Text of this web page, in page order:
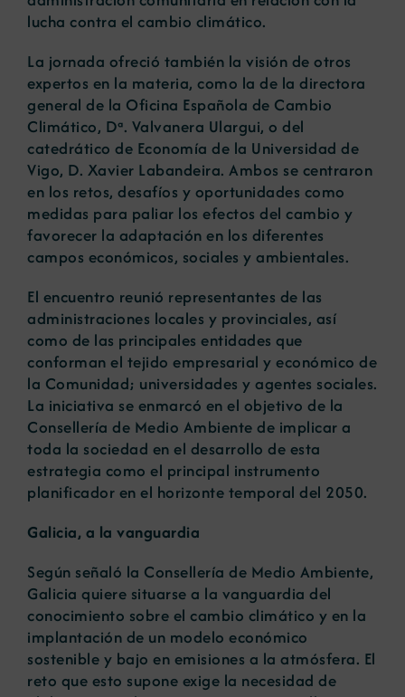
lucha contra el cambio climático.
La jornada ofreció también la visión de otros
expertos en la materia, como la de la directora
general de la Oficina Española de Cambio
Climático, Dª. Valvanera Ulargui, o del
catedrático de Economía de la Universidad de
Vigo, D. Xavier Labandeira. Ambos se centraron
en los retos, desafíos y oportunidades como
medidas para paliar los efectos del cambio y
favorecer la adaptación en los diferentes
campos económicos, sociales y ambientales.
El encuentro reunió representantes de las
administraciones locales y provinciales, así
como de las principales entidades que
conforman el tejido empresarial y económico de
la Comunidad; universidades y agentes sociales.
La iniciativa se enmarcó en el objetivo de la
Consellería de Medio Ambiente de implicar a
toda la sociedad en el desarrollo de esta
estrategia como el principal instrumento
planificador en el horizonte temporal del 2050.
Galicia, a la vanguardia
Según señaló la Consellería de Medio Ambiente,
Galicia quiere situarse a la vanguardia del
conocimiento sobre el cambio climático y en la
implantación de un modelo económico
sostenible y bajo en emisiones a la atmósfera. El
reto que esto supone exige la necesidad de